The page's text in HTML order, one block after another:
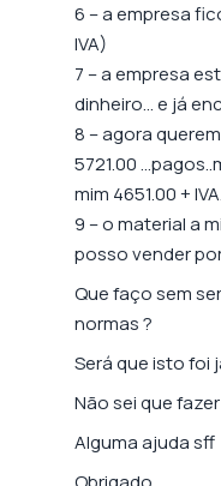
6 – a empresa
IVA)
7 – a empresa
dinheiro… e já
8 – agora
5721.00
mim 4651.00 +
9 – o material a
posso vender
Que faço sem
normas ?
Será que isto foi
Não sei que fazer
Alguma ajuda sff